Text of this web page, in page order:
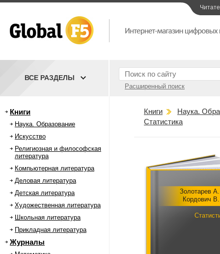
Расширенный поиск
ВСЕ РАЗДЕЛЫ
Книги
Наука. Образование
Искусство
Религиозная и философская
литература
Компьютерная литература
Деловая литература
Детская литература
Художественная литература
Школьная литература
Прикладная литература
Журналы
Книги
Наука.
Статистика
Золотарев
Кордович